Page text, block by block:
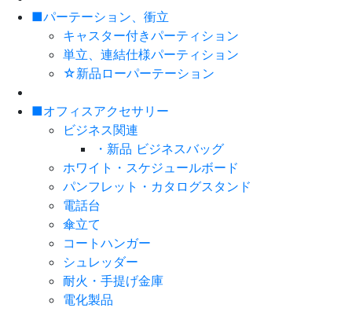
■パーテーション、衝立
キャスター付きパーティション
単立、連結仕様パーティション
☆新品ローパーテーション
■オフィスアクセサリー
ビジネス関連
・新品 ビジネスバッグ
ホワイト・スケジュールボード
パンフレット・カタログスタンド
電話台
傘立て
コートハンガー
シュレッダー
耐火・手提げ金庫
電化製品